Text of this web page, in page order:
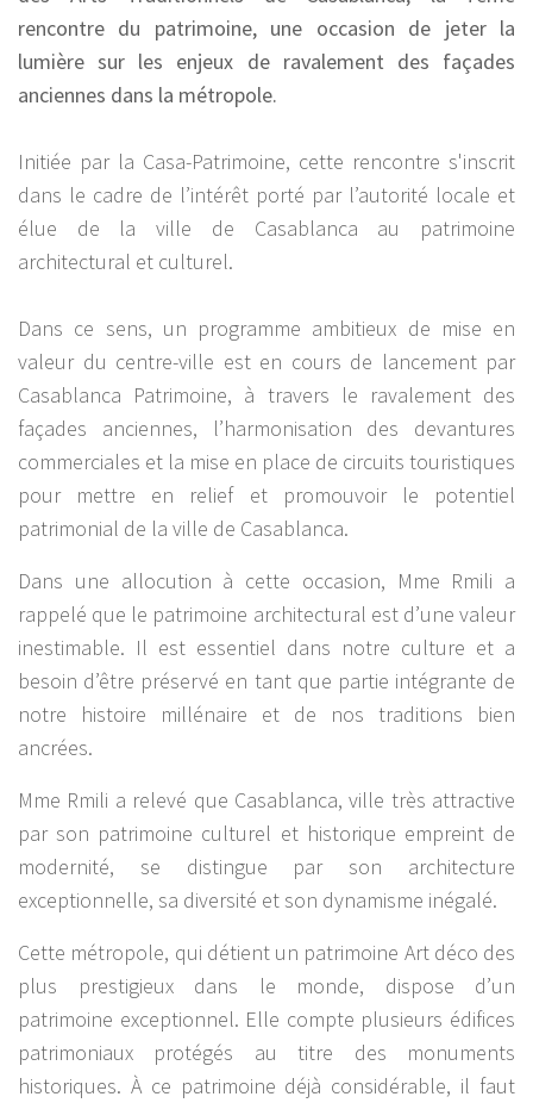
rencontre du patrimoine, une occasion de jeter la
lumière sur les enjeux de ravalement des façades
anciennes dans la métropole.
Initiée par la Casa-Patrimoine, cette rencontre s'inscrit
dans le cadre de l’intérêt porté par l’autorité locale et
élue de la ville de Casablanca au patrimoine
architectural et culturel.
Dans ce sens, un programme ambitieux de mise en
valeur du centre-ville est en cours de lancement par
Casablanca Patrimoine, à travers le ravalement des
façades anciennes, l’harmonisation des devantures
commerciales et la mise en place de circuits touristiques
pour mettre en relief et promouvoir le potentiel
patrimonial de la ville de Casablanca.
Dans une allocution à cette occasion, Mme Rmili a
rappelé que le patrimoine architectural est d’une valeur
inestimable. Il est essentiel dans notre culture et a
besoin d’être préservé en tant que partie intégrante de
notre histoire millénaire et de nos traditions bien
ancrées.
Mme Rmili a relevé que Casablanca, ville très attractive
par son patrimoine culturel et historique empreint de
modernité, se distingue par son architecture
exceptionnelle, sa diversité et son dynamisme inégalé.
Cette métropole, qui détient un patrimoine Art déco des
plus prestigieux dans le monde, dispose d’un
patrimoine exceptionnel. Elle compte plusieurs édifices
patrimoniaux protégés au titre des monuments
historiques. À ce patrimoine déjà considérable, il faut